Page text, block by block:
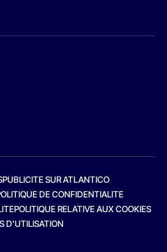
PUBLICITE SUR ATLANTICO
DE CONFIDENTIALITE
POLITIQUE RELATIVE AUX COOKIES
D’UTILISATION